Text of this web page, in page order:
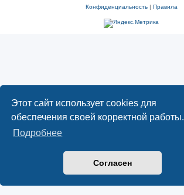
Этот сайт использует cookies для
обеспечения своей корректной работы.
Подробнее
Согласен
Конфиденциальность| Правила